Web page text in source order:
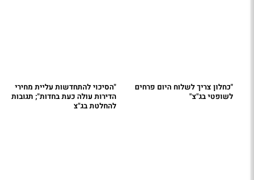
"כחלון צריך לשלוח היום פרחים
לשופטי בג"צ"
"הסיכוי להתחדשות עליית מחירי
הדירות עולה כעת בחדות"; תגובות
להחלטת בג"צ